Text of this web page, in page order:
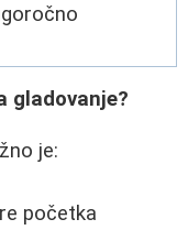
gladovanje?
je:
početka